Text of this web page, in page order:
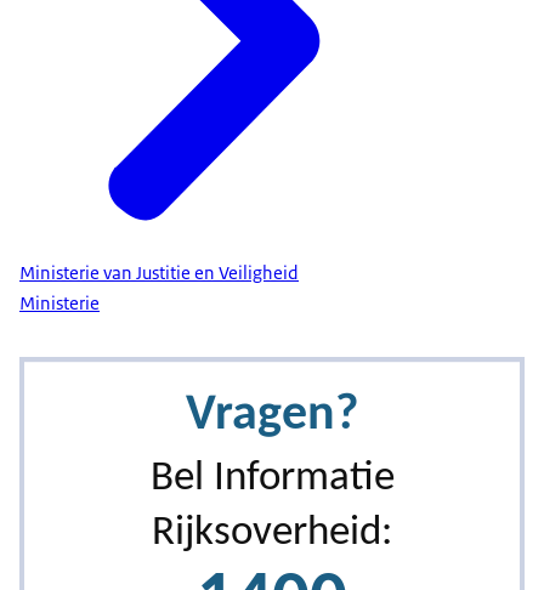
Ministerie van Justitie en Veiligheid
Ministerie